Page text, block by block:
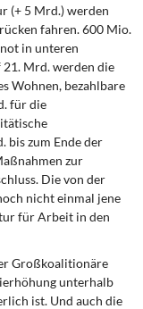
(+ 5 Mrd.) werden
fahren. 600 Mio.
in unteren
Mrd. werden die
Wohnen, bezahlbare
für die
bis zum Ende der
zur
Die von der
nicht einmal jene
für Arbeit in den
Großkoalitionäre
unterhalb
ist. Und auch die